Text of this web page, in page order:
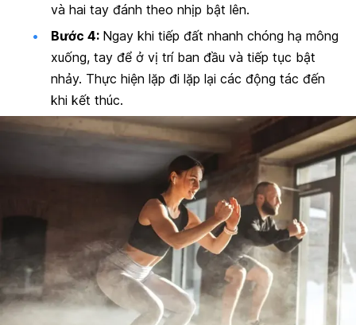
và hai tay đánh theo nhịp bật lên.
Bước 4: Ngay khi tiếp đất nhanh chóng hạ mông
xuống, tay để ở vị trí ban đầu và tiếp tục bật
nhảy. Thực hiện lặp đi lặp lại các động tác đến
khi kết thúc.